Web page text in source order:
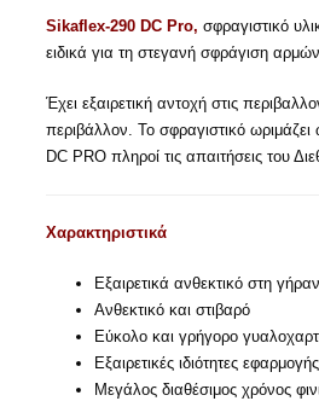
Sikaflex-290 DC Pro, σφραγιστικό
ειδικά για τη στεγανή σφράγιση
Έχει εξαιρετική αντοχή στις
περιβάλλον. Το σφραγιστικό
DC PRO πληροί τις απαιτήσεις του
Χαρακτηριστικά
Εξαιρετικά ανθεκτικό στη
Ανθεκτικό και στιβαρό
Εύκολο και γρήγορο
Εξαιρετικές ιδιότητες εφαρμογής
Μεγάλος διαθέσιμος χρόνος